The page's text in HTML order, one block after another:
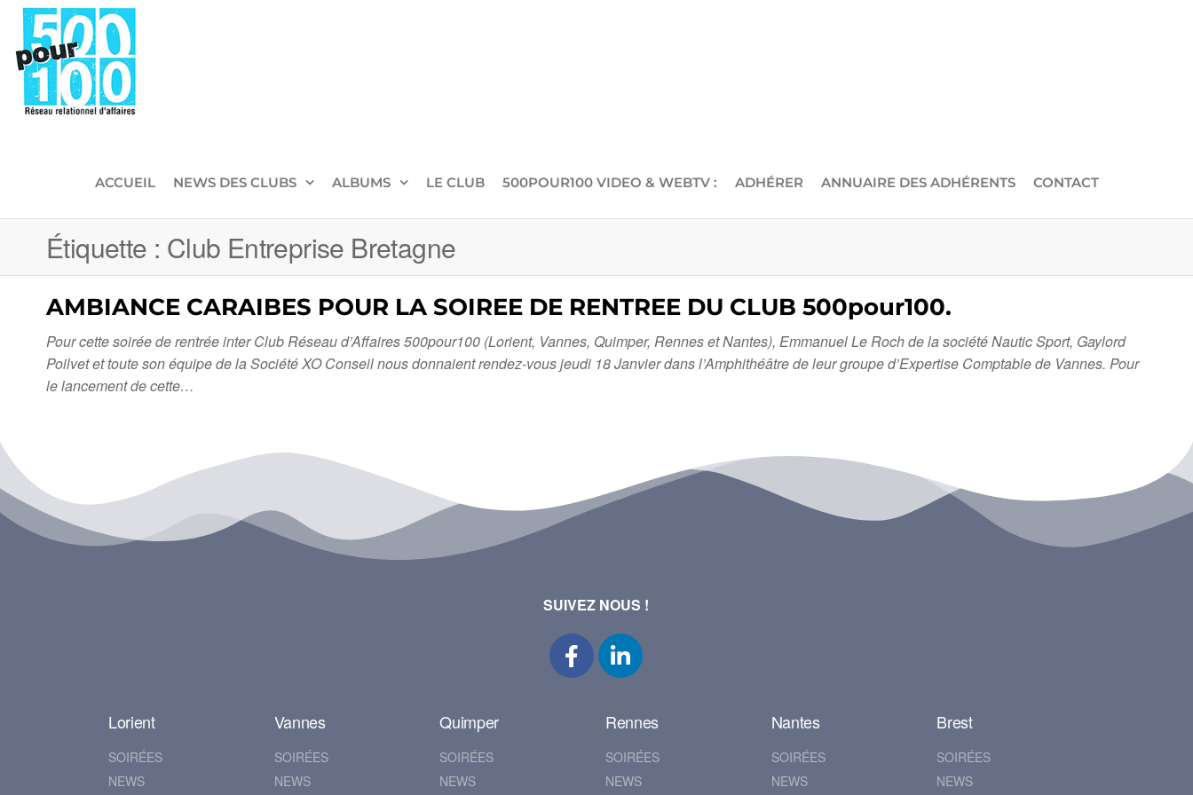
ACCUEIL NEWS DES CLUBS ALBUMS LE CLUB 500POUR100 VIDEO & WEBTV : ADHÉRER ANNUAIRE DES ADHÉRENTS CONTACT
Étiquette : Club Entreprise Bretagne
AMBIANCE CARAIBES POUR LA SOIREE DE RENTREE DU CLUB 500pour100.
Pour cette soirée de rentrée inter Club Réseau d’Affaires 500pour100 (Lorient, Vannes, Quimper, Rennes et Nantes), Emmanuel Le Roch de la société Nautic Sport, Gaylord
Poilvet et toute son équipe de la Société XO Conseil nous donnaient rendez-vous jeudi 18 Janvier dans l’Amphithéâtre de leur groupe d’Expertise Comptable de Vannes. Pour
le lancement de cette…
SUIVEZ NOUS !
Lorient
SOIRÉES
NEWS
Vannes
SOIRÉES
NEWS
Quimper
SOIRÉES
NEWS
Rennes
SOIRÉES
NEWS
Nantes
SOIRÉES
NEWS
Brest
SOIRÉES
NEWS